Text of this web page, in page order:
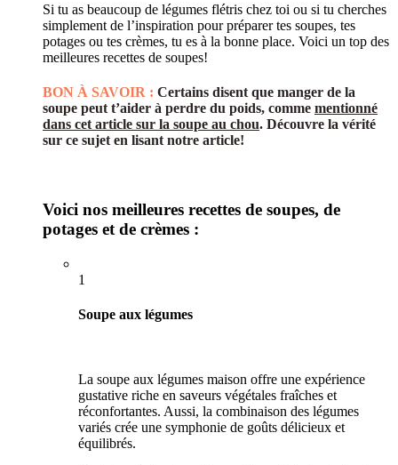
Si tu as beaucoup de légumes flétris chez toi ou si tu cherches
simplement de l’inspiration pour préparer tes soupes, tes
potages ou tes crèmes, tu es à la bonne place. Voici un top des
meilleures recettes de soupes!
BON À SAVOIR : Certains disent que manger de la
soupe peut t’aider à perdre du poids, comme mentionné
dans cet article sur la soupe au chou. Découvre la vérité
sur ce sujet en lisant notre article!
Voici nos meilleures recettes de soupes, de
potages et de crèmes :
1
Soupe aux légumes
La soupe aux légumes maison offre une expérience
gustative riche en saveurs végétales fraîches et
réconfortantes. Aussi, la combinaison des légumes
variés crée une symphonie de goûts délicieux et
équilibrés.